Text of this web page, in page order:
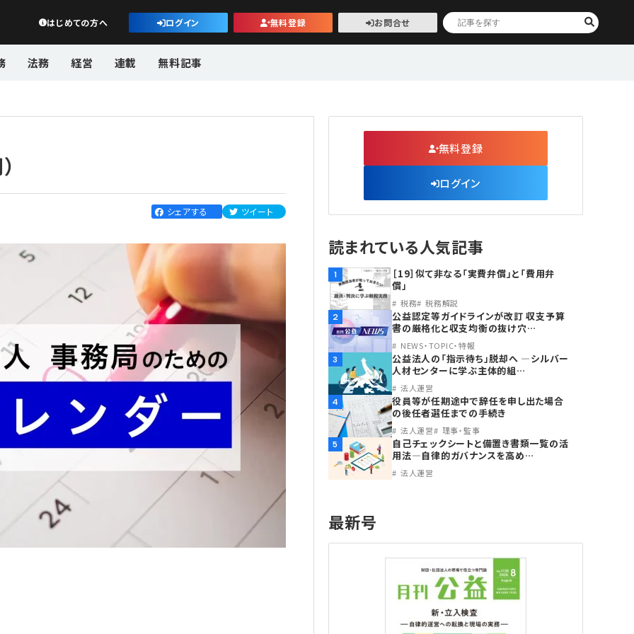
公益・一般法人オンライン
はじめての方へ ログイン 無料登録 お問合せ
法務 経営 連載 無料記事
シェアする ツイート
無料登録
ログイン
読まれている人気記事
1
［19］似て非なる「実費弁償」と「費用弁
償」
税務 税務解説
2
公益認定等ガイドラインが改訂 収支予算
書の厳格化と収支均衡の抜け穴…
NEWS・TOPIC・特報
3
公益法人の「指示待ち」脱却へ ―シルバー
人材センターに学ぶ主体的組…
法人運営
4
役員等が任期途中で辞任を申し出た場合
の後任者選任までの手続き
法人運営 理事・監事
5
自己チェックシートと備置き書類一覧の活
用法―自律的ガバナンスを高め…
法人運営
最新号